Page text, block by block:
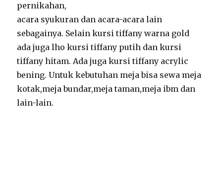
pernikahan,
acara syukuran dan acara-acara lain
sebagainya. Selain kursi tiffany warna gold
ada juga lho kursi tiffany putih dan kursi
tiffany hitam. Ada juga kursi tiffany acrylic
bening. Untuk kebutuhan meja bisa sewa meja
kotak,meja bundar,meja taman,meja ibm dan
lain-lain.